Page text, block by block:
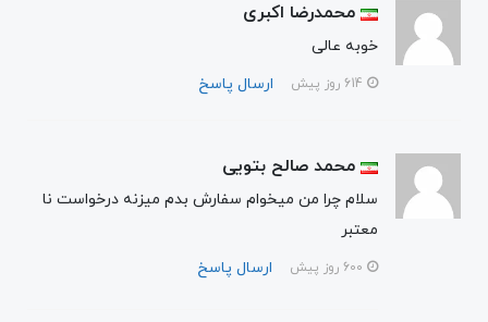
محمدرضا اکبری
خوبه عالی
ارسال پاسخ
محمد صالح بتویی
سلام چرا من میخوام سفارش بدم میزنه درخواست نا
معتبر
ارسال پاسخ